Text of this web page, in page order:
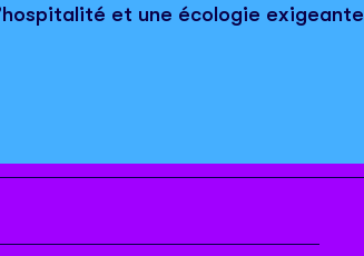
et une écologie exigeante